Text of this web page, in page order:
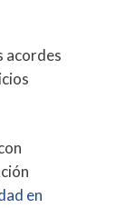
acordes
en